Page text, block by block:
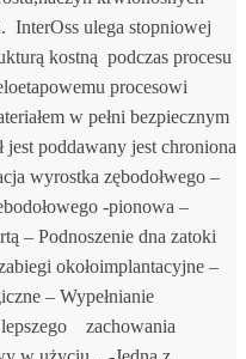
InterOss ulega stopniowej
kostną podczas procesu
procesowi
w pełni bezpiecznym
poddawany jest chroniona
wyrostka zębodołwego –
-pionowa –
– Podnoszenie dna zatoki
okołoimplantacyjne –
– Wypełnianie
lepszego zachowania